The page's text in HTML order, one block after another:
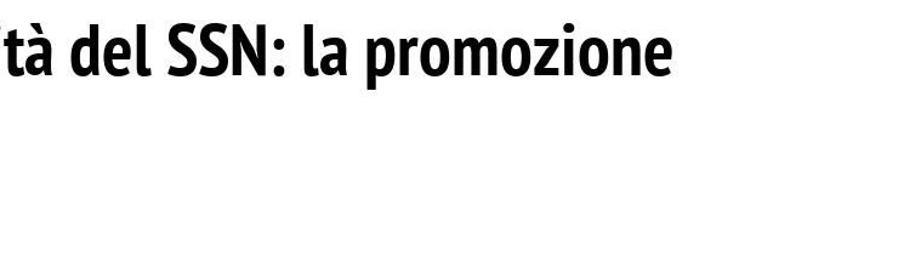
del SSN: la promozione